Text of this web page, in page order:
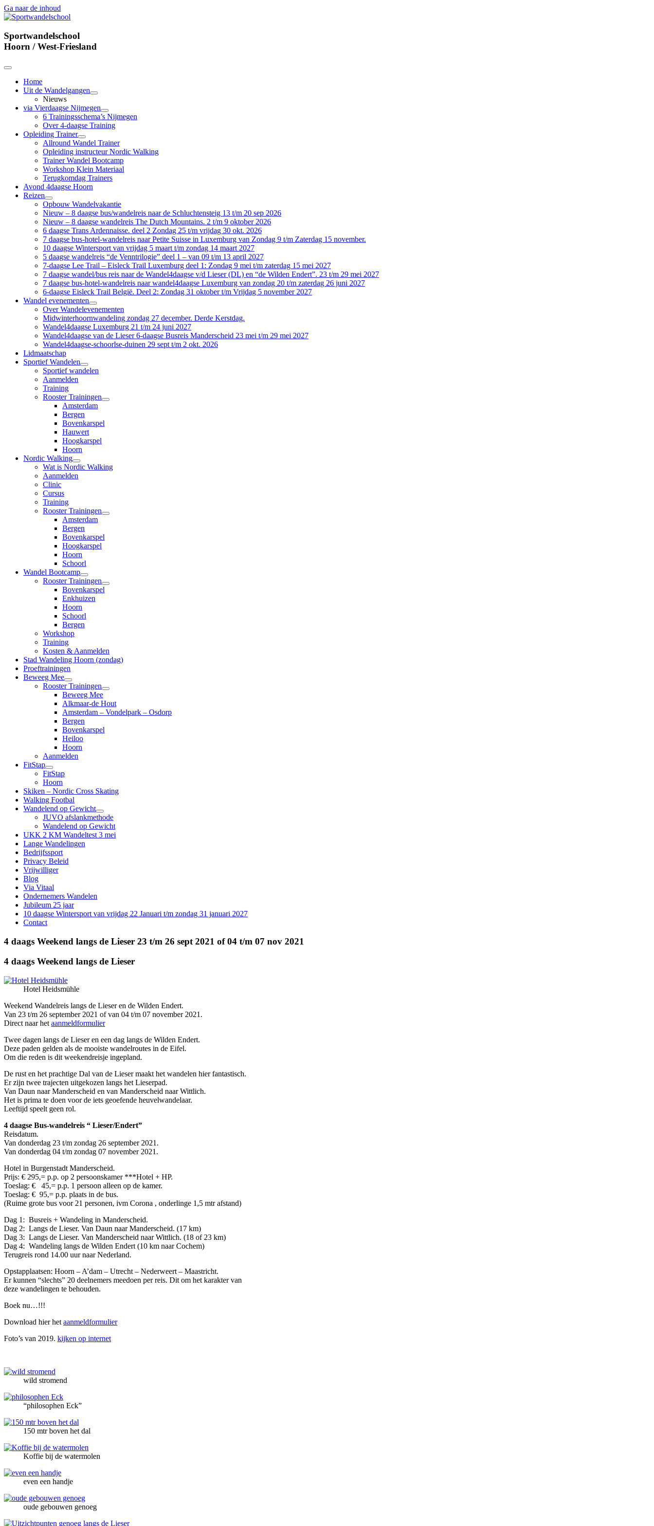
Ga naar de inhoud
Sportwandelschool
Sportwandelschool
Hoorn / West-Friesland
open
primair
menu Home
Uit de Wandelgangen
open
Nieuws
via Vierdaagse Nijmegen
open
submenu
6 Trainingsschema’s Nijmegen
Over 4-daagse Training
Opleiding Trainer
open
submenu
Allround Wandel Trainer
Opleiding instructeur Nordic Walking
Trainer Wandel Bootcamp
Workshop Klein Materiaal
Terugkomdag Trainers
Avond 4daagse Hoorn
Reizen
open
submenu
Opbouw Wandelvakantie
Nieuw – 8 daagse bus/wandelreis naar de Schluchtensteig 13 t/m 20 sep 2026
Nieuw – 8 daagse wandelreis The Dutch Mountains. 2 t/m 9 oktober 2026
6 daagse Trans Ardennaisse. deel 2 Zondag 25 t/m vrijdag 30 okt. 2026
7 daagse bus-hotel-wandelreis naar Petite Suisse in Luxemburg van Zondag 9 t/m Zaterdag 15 november.
10 daagse Wintersport van vrijdag 5 maart t/m zondag 14 maart 2027
5 daagse wandelreis “de Venntrilogie” deel 1 – van 09 t/m 13 april 2027
7-daagse Lee Trail – Eisleck Trail Luxemburg deel 1: Zondag 9 mei t/m zaterdag 15 mei 2027
7 daagse wandel/bus reis naar de Wandel4daagse v/d Lieser (DL) en “de Wilden Endert”. 23 t/m 29 mei 2027
7 daagse bus-hotel-wandelreis naar wandel4daagse Luxemburg van zondag 20 t/m zaterdag 26 juni 2027
6-daagse Eisleck Trail België. Deel 2: Zondag 31 oktober t/m Vrijdag 5 november 2027
Wandel evenementen
open
submenu
Over Wandelevenementen
Midwinterhoornwandeling zondag 27 december. Derde Kerstdag.
Wandel4daagse Luxemburg 21 t/m 24 juni 2027
Wandel4daagse van de Lieser 6-daagse Busreis Manderscheid 23 mei t/m 29 mei 2027
Wandel4daagse-schoorlse-duinen 29 sept t/m 2 okt. 2026
Lidmaatschap
Sportief Wandelen
open
submenu
Sportief wandelen
Aanmelden
Training
Rooster Trainingen
open
Amsterdam
Bergen
Bovenkarspel
Hauwert
Hoogkarspel
Hoorn
Nordic Walking
open
submenu
Wat is Nordic Walking
Aanmelden
Clinic
Cursus
Training
Rooster Trainingen
open
Amsterdam
Bergen
Bovenkarspel
Hoogkarspel
Hoorn
Schoorl
Wandel Bootcamp
open
submenu
Rooster Trainingen
open
Bovenkarspel
Enkhuizen
Hoorn
Schoorl
Bergen
Workshop
Training
Kosten & Aanmelden
Stad Wandeling Hoorn (zondag)
Proeftrainingen
Beweeg Mee
open
submenu
Rooster Trainingen
open
submenu
Beweeg Mee
Alkmaar-de Hout
Amsterdam – Vondelpark – Osdorp
Bergen
Bovenkarspel
Heiloo
Hoorn
Aanmelden
FitStap
open
submenu
FitStap
Hoorn
Skiken – Nordic Cross Skating
Walking Footbal
Wandelend op Gewicht
open
submenu
JUVO afslankmethode
Wandelend op Gewicht
UKK 2 KM Wandeltest 3 mei
Lange Wandelingen
Bedrijfssport
Privacy Beleid
Vrijwilliger
Blog
Via Vitaal
Ondernemers Wandelen
Jubileum 25 jaar
10 daagse Wintersport van vrijdag 22 Januari t/m zondag 31 januari 2027
Contact
4 daags Weekend langs de Lieser 23 t/m 26 sept 2021 of 04 t/m 07 nov 2021
4 daags Weekend langs de Lieser
Hotel Heidsmühle
Weekend Wandelreis langs de Lieser en de Wilden Endert.
Van 23 t/m 26 september 2021 of van 04 t/m 07 november 2021.
Direct naar het aanmeldformulier
Twee dagen langs de Lieser en een dag langs de Wilden Endert.
Deze paden gelden als de mooiste wandelroutes in de Eifel.
Om die reden is dit weekendreisje ingepland.
De rust en het prachtige Dal van de Lieser maakt het wandelen hier fantastisch.
Er zijn twee trajecten uitgekozen langs het Lieserpad.
Van Daun naar Manderscheid en van Manderscheid naar Wittlich.
Het is prima te doen voor de iets geoefende heuvelwandelaar.
Leeftijd speelt geen rol.
4 daagse Bus-wandelreis “ Lieser/Endert”
Reisdatum.
Van donderdag 23 t/m zondag 26 september 2021.
Van donderdag 04 t/m zondag 07 november 2021.
Hotel in Burgenstadt Manderscheid.
Prijs: € 295,= p.p. op 2 persoonskamer ***Hotel + HP.
Toeslag: € 45,= p.p. 1 persoon alleen op de kamer.
Toeslag: € 95,= p.p. plaats in de bus.
(Ruime grote bus voor 21 personen, ivm Corona , onderlinge 1,5 mtr afstand)
Dag 1: Busreis + Wandeling in Manderscheid.
Dag 2: Langs de Lieser. Van Daun naar Manderscheid. (17 km)
Dag 3: Langs de Lieser. Van Manderscheid naar Wittlich. (18 of 23 km)
Dag 4: Wandeling langs de Wilden Endert (10 km naar Cochem)
Terugreis rond 14.00 uur naar Nederland.
Opstapplaatsen: Hoorn – A’dam – Utrecht – Nederweert – Maastricht.
Er kunnen “slechts” 20 deelnemers meedoen per reis. Dit om het karakter van
deze wandelingen te behouden.
Boek nu…!!!
Download hier het aanmeldformulier
Foto’s van 2019. kijken op internet
wild stromend
“philosophen Eck”
150 mtr boven het dal
Koffie bij de watermolen
even een handje
oude gebouwen genoeg